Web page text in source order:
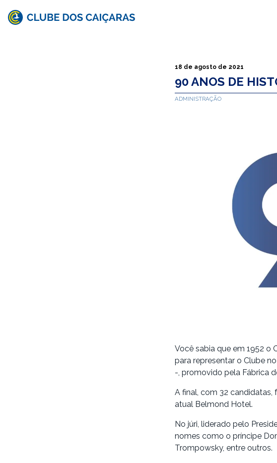
18 de agosto de 2021
90 ANOS DE
ADMINISTRAÇÃO
Você sabia que em 1952 o
para representar o Clube
-, promovido pela Fábrica
A final, com 32 candidatas,
atual Belmond Hotel.
No júri, liderado pelo
nomes como o príncipe
Trompowsky, entre outros.